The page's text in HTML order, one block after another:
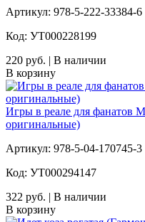
Артикул: 978-5-222-33384-6
Код: УТ000228199
220 руб. | В наличии
В корзину
Игры в реале для фанатов
оригинальные)
Артикул: 978-5-04-170745-3
Код: УТ000294147
322 руб. | В наличии
В корзину